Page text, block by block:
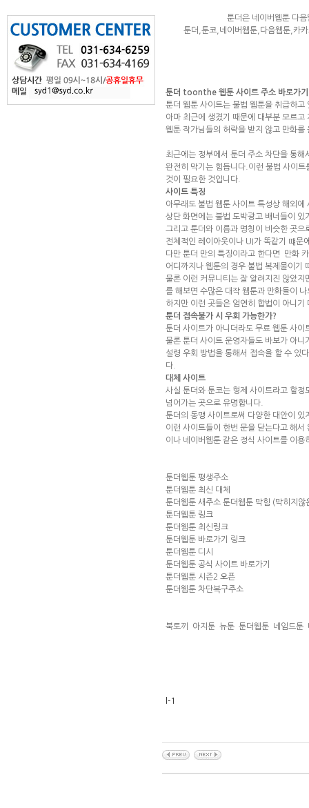
툰더은 네이버웹툰 다
툰더,툰코,네이버웹툰,다음웹툰,카
툰더 toonthe 웹툰 사이트 주소 바로가기
툰더 웹툰 사이트는 불법 웹툰을 취급하
아마 최근에 생겼기 때문에 대부분 모르
웹툰 작가님들의 허락을 받지 않고 만화
최근에는 정부에서 툰더 주소 차단을 통
완전히 막기는 힘듭니다.이런 불법 사이
것이 필요한 것입니다.
사이트 특징
아무래도 불법 웹툰 사이트 특성상 해외
상단 화면에는 불법 도박광고 배너들이 있
그리고 툰더와 이름과 명칭이 비슷한 곳으
전체적인 레이아웃이나 UI가 똑같기 떄문
다만 툰더 만의 특징이라고 한다면 만화
어디까지나 웹툰의 경우 불법 복제물이기
물론 이런 커뮤니티는 잘 알려지진 않았
를 해보면 수많은 대작 웹툰과 만화들이
하지만 이런 곳들은 엄연히 합법이 아니
툰더 접속불가 시 우회 가능한가?
툰더 사이트가 아니더라도 무료 웹툰 사
물론 툰더 사이트 운영자들도 바보가 아
설령 우회 방법을 통해서 접속을 할 수 있
다.
대체 사이트
사실 툰더와 툰코는 형제 사이트라고 할
넘어가는 곳으로 유명합니다.
툰더의 동맹 사이트로써 다양한 대안이
이런 사이트들이 한번 문을 닫는다고 해
이나 네이버웹툰 같은 정식 사이트를 이용
툰더웹툰 평생주소
툰더웹툰 최신 대체
툰더웹툰 새주소 툰더웹툰 막힘 (막히지않
툰더웹툰 링크
툰더웹툰 최신링크
툰더웹툰 바로가기 링크
툰더웹툰 디시
툰더웹툰 공식 사이트 바로가기
툰더웹툰 시즌2 오픈
툰더웹툰 차단복구주소
북토끼 아지툰 뉴툰 툰더웹툰 네임드툰
l-1